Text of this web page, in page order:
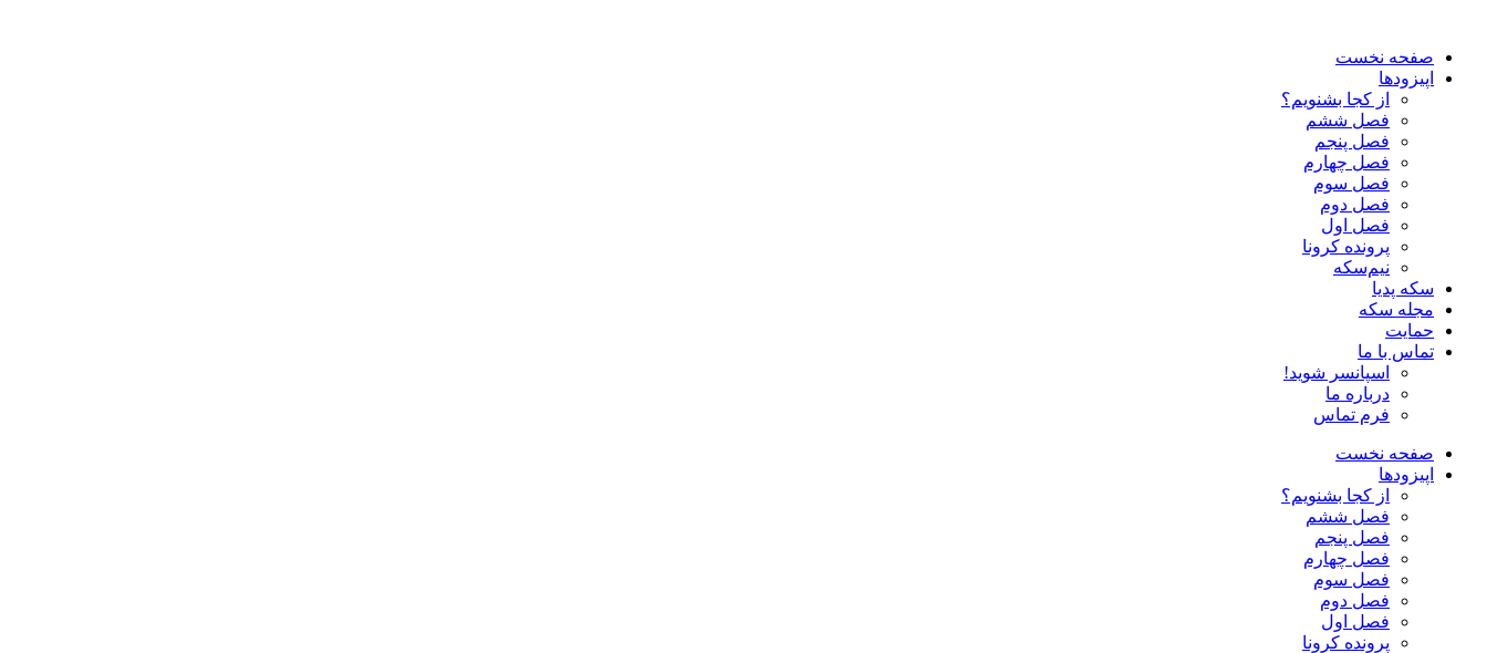
صفحه نخست
اپیزودها
از کجا بشنویم؟
فصل ششم
فصل پنجم
فصل چهارم
فصل سوم
فصل دوم
فصل اول
پرونده کرونا
نیم‌سکه
سکه پدیا
مجله سکه
حمایت
تماس با ما
اسپانسر شوید!
درباره ما
فرم تماس
صفحه نخست
اپیزودها
از کجا بشنویم؟
فصل ششم
فصل پنجم
فصل چهارم
فصل سوم
فصل دوم
فصل اول
پرونده کرونا